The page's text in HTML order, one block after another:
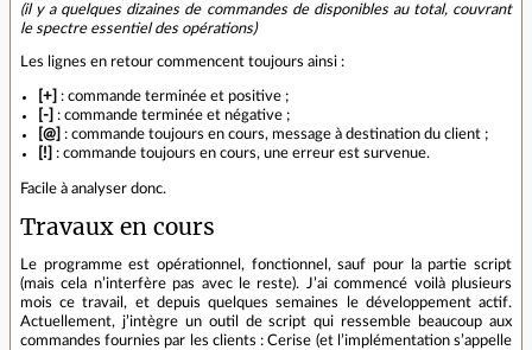
(il y a quelques dizaines de commandes de disponibles au total, couvrant
le spectre essentiel des opérations)
Les lignes en retour commencent toujours ainsi :
[+] : commande terminée et positive ;
[-] : commande terminée et négative ;
[@] : commande toujours en cours, message à destination du client ;
[!]
: commande toujours en cours, une erreur est survenue.
Facile à analyser donc.
Travaux en cours
Le programme est opérationnel, fonctionnel, sauf pour la partie script
(mais cela n’interfère pas avec le reste). J’ai commencé voilà plusieurs
mois ce travail, et depuis quelques semaines le développement actif.
Actuellement, j’intègre un outil de script qui ressemble beaucoup aux
commandes fournies par les clients : Cerise (et l’implémentation s’appelle